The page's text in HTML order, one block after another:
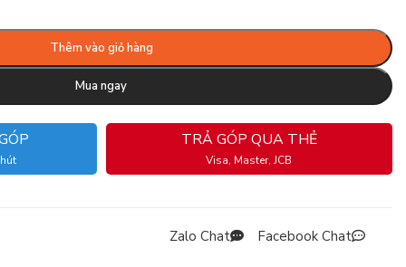
Thêm vào giỏ hàng
Mua ngay
TRẢ GÓP QUA THẺ
Visa, Master, JCB
Zalo Chat Facebook Chat